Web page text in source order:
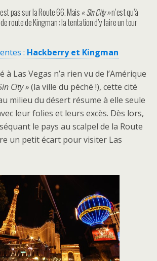
pas sur la Route 66. Mais « Sin City »n’est qu’à
route de Kingman : la tentation d’y faire un tour
: Hackberry et Kingman
à Las Vegas n’a rien vu de l’Amérique
City »(la ville du péché !), cette cité
milieu du désert résume à elle seule
leur folies et leurs excès. Dès lors,
le pays au scalpel de la Route
un petit écart pour visiter Las